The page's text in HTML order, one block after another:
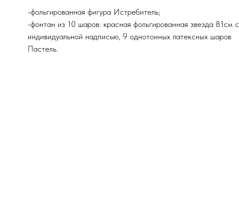
-фольгированная фигура Истребитель;
-фонтан из 10 шаров: красная фольгированная звезда 81см с
индивидуальной надписью, 9 однотонных латексных шаров
Пастель.